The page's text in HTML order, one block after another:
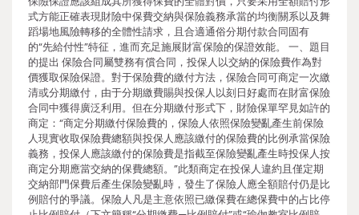
式方能正確表現財險中保費交納與保險義務承當的均衡關系以及舞
蹈場地風險轉移的全體性請求，且合適通俗分期付款合同固有
的“先給付性”特征，進而充足施展財富保險的保證效能。 一、題目
的提出 保險合同屬雙務有償合同，投保人以交納的保險費作為對
價獲取保險保證。對于保險費的繳付方法，保險合同可商定一次繳
清或分期繳付，由于分期繳費賜與投保人以刻日好處而在財富保險
合同中獲得廣泛利用。但在分期繳付形式下，財險保單罕見如許的
商定：“商定分期繳付保險費的，保險人依照保險變亂產生前保險
人現實收取保險費總額與投保人應該繳付的保險費的比例承當保險
義務，投保人應該繳付的保險費是指截至保險變亂產生時投保人按
商定分期應當交納的保費總額。”此類商定在投保人違約且僅定期
交納部門保費后產生保險變亂時，發生了保險人應全額賠付仍是比
例賠付的爭議。保險人凡是主意依照已繳保費在總保費中的占比停